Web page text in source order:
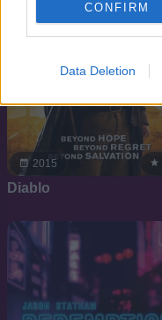
CONFIRM
Data Deletion
2015
Diablo